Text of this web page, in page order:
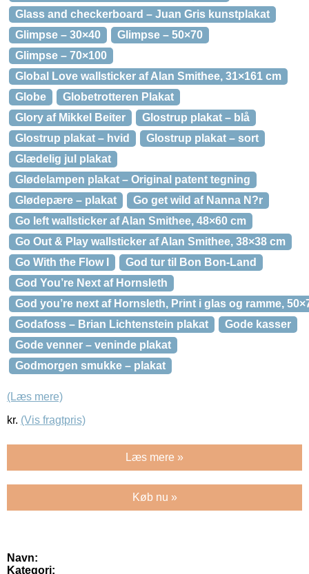
Glass and checkerboard – Juan Gris kunstplakat
Glimpse – 30×40
Glimpse – 50×70
Glimpse – 70×100
Global Love wallsticker af Alan Smithee, 31×161 cm
Globe
Globetrotteren Plakat
Glory af Mikkel Beiter
Glostrup plakat – blå
Glostrup plakat – hvid
Glostrup plakat – sort
Glædelig jul plakat
Glødelampen plakat – Original patent tegning
Glødepære – plakat
Go get wild af Nanna N?r
Go left wallsticker af Alan Smithee, 48×60 cm
Go Out & Play wallsticker af Alan Smithee, 38×38 cm
Go With the Flow I
God tur til Bon Bon-Land
God You’re Next af Hornsleth
God you’re next af Hornsleth, Print i glas og ramme,
Godafoss – Brian Lichtenstein plakat
Gode kasser
Gode venner – veninde plakat
Godmorgen smukke – plakat
(Læs mere)
kr. (Vis fragtpris)
Læs mere »
Køb nu »
Navn:
Kategori: